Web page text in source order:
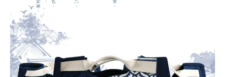
南通蓝印花布博物馆
蓝印花布传承人
工艺流程
传承发展
传承之路
元新蓝课堂
新闻
购买产品